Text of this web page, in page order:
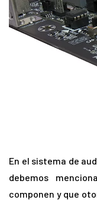
En el sistema de
debemos
componen y que